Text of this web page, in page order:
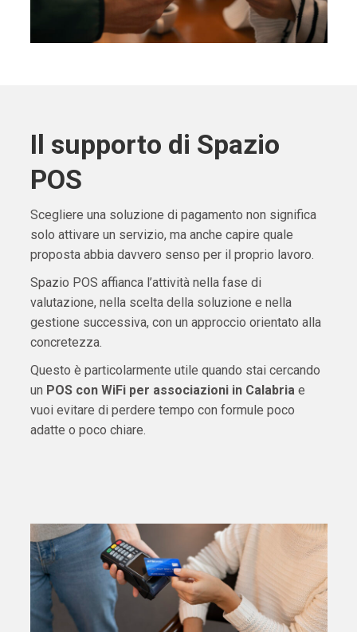
Il supporto di Spazio
POS
Scegliere una soluzione di pagamento non significa
solo attivare un servizio, ma anche capire quale
proposta abbia davvero senso per il proprio lavoro.
Spazio POS affianca l’attività nella fase di
valutazione, nella scelta della soluzione e nella
gestione successiva, con un approccio orientato alla
concretezza.
Questo è particolarmente utile quando stai cercando
un POS con WiFi per associazioni in Calabriae
vuoi evitare di perdere tempo con formule poco
adatte o poco chiare.